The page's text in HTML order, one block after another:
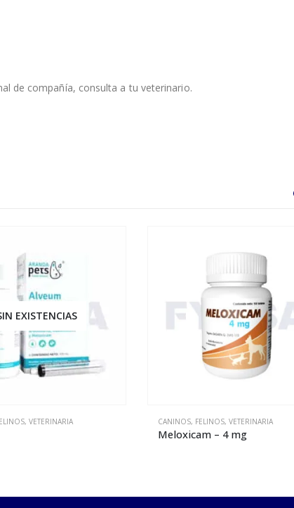
de compañía, consulta a tu veterinario.
, VETERINARIA
– 4 mg
SIN EXISTENCIAS
CANINOS, FELINOS, VETERINARIA
Meloximax suspensión – 32